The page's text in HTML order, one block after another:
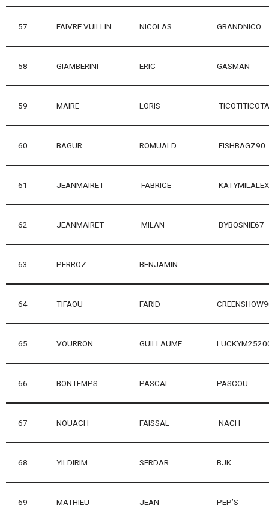
57 FAIVRE VUILLIN NICOLAS GRANDNICO
58 GIAMBERINI ERIC GASMAN
59 MAIRE LORIS TICOTITICOTA
60 BAGUR ROMUALD FISHBAGZ90
61 JEANMAIRET FABRICE KATYMILALEX
62 JEANMAIRET MILAN BYBOSNIE67
63 PERROZ BENJAMIN
64 TIFAOU FARID
65 VOURRON GUILLAUME
66 BONTEMPS PASCAL PASCOU
67 NOUACH FAISSAL NACH
68 YILDIRIM SERDAR BJK
69 MATHIEU JEAN PEP’S